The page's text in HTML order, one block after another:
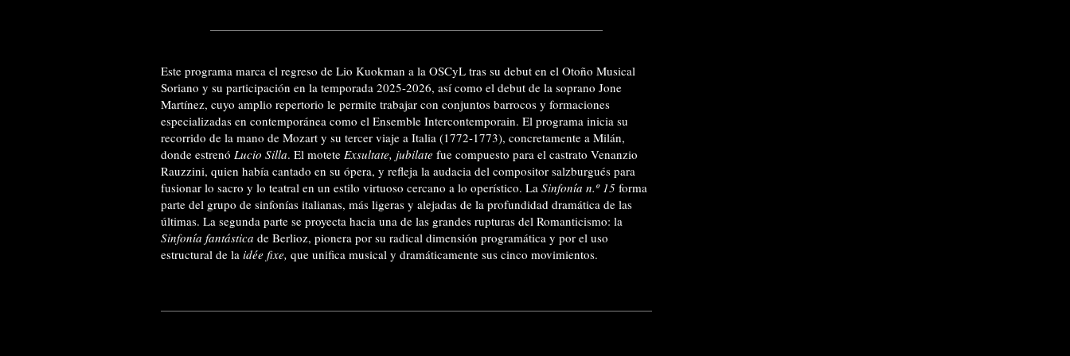
Este programa marca el regreso de Lio Kuokman a la OSCyL tras su debut en el Otoño Musical
Soriano y su participación en la temporada 2025-2026, así como el debut de la soprano Jone
Martínez, cuyo amplio repertorio le permite trabajar con conjuntos barrocos y formaciones
especializadas en contemporánea como el Ensemble Intercontemporain. El programa inicia su
recorrido de la mano de Mozart y su tercer viaje a Italia (1772-1773), concretamente a Milán,
donde estrenó Lucio Silla. El motete Exsultate, jubilate fue compuesto para el castrato Venanzio
Rauzzini, quien había cantado en su ópera, y refleja la audacia del compositor salzburgués para
fusionar lo sacro y lo teatral en un estilo virtuoso cercano a lo operístico. La Sinfonía n.º 15 forma
parte del grupo de sinfonías italianas, más ligeras y alejadas de la profundidad dramática de las
últimas. La segunda parte se proyecta hacia una de las grandes rupturas del Romanticismo: la
Sinfonía fantástica de Berlioz, pionera por su radical dimensión programática y por el uso
estructural de la idée fixe, que unifica musical y dramáticamente sus cinco movimientos.